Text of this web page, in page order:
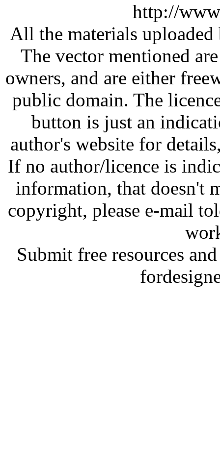
http://
All the materials
The vector mentioned
owners, and are either
public domain. The
button is just an
author's website for
If no author/licence is
information, that doesn't
copyright, please e-mail
Submit free resources